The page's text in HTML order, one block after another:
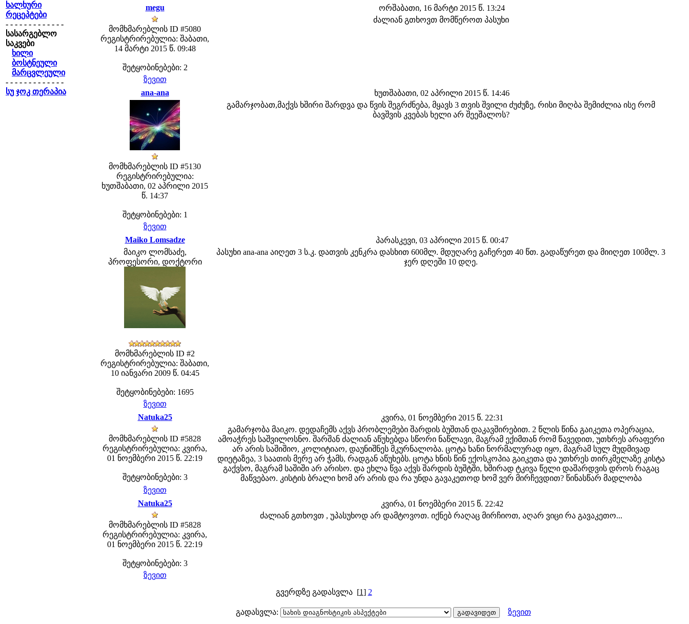
ხალხური
რეცეპტები
- - - - - - - - - - - - -
სასარგებლო
საკვები
ხილი
ბოსტნეული
მარცვლეული
- - - - - - - - - - - - -
სუ ჯოკ თერაპია
megu
ორშაბათი, 16 მარტი 2015 წ. 13:24
მომხმარებლის ID #5080
რეგისტრირებულია: შაბათი,
14 მარტი 2015 წ. 09:48
შეტყობინებები: 2
ძალიან გთხოვთ მომწეროთ პასუხი
ზევით
ana-ana
ხუთშაბათი, 02 აპრილი 2015 წ. 14:46
მომხმარებლის ID #5130
რეგისტრირებულია:
ხუთშაბათი, 02 აპრილი 2015
წ. 14:37
შეტყობინებები: 1
გამარჯობათ,მაქვს ხშირი შარდვა და წვის შეგრძნება, მყავს 3 თვის შვილი ძუძუზე, რისი მიღბა შემიძლია ისე რომ
ბავშვის კვებას ხელი არ შეეშალოს?
ზევით
Maiko Lomsadze
პარასკევი, 03 აპრილი 2015 წ. 00:47
მაიკო ლომსაძე,
პროფესორი, დოქტორი
მომხმარებლის ID #2
რეგისტრირებულია: შაბათი,
10 იანვარი 2009 წ. 04:45
შეტყობინებები: 1695
პასუხი ana-ana აიღეთ 3 ს.კ. დათვის კენკრა დასხით 600მლ. მდუღარე გაჩერეთ 40 წთ. გადაწურეთ და მიიღეთ 100მლ. 3
ჯერ დღეში 10 დღე.
ზევით
Natuka25
კვირა, 01 ნოემბერი 2015 წ. 22:31
მომხმარებლის ID #5828
რეგისტრირებულია: კვირა,
01 ნოემბერი 2015 წ. 22:19
შეტყობინებები: 3
გამარჯობა მაიკო. დედაჩემს აქვს პრობლემები შარდის ბუშთან დაკავშირებით. 2 წლის წინა გაიკეთა ოპერაცია,
ამოაჭრეს საშვილოსნო. შარშან ძალიან აწუხებდა სწორი ნაწლავი, მაგრამ ექიმთან რომ წავედით, უთხრეს არაფერი
არ არის საშიშიო, კოლიტიაო, დაუნიშნეს მკურნალობა. ცოტა ხანი ნორმალურად იყო, მაგრამ სულ მუდმივად
დიეტაზეა, 3 საათის მერე არ ჭამს, რადგან აწუხებს. ცოტა ხნის წინ ექოსკოპია გაიკეთა და უთხრეს თირკმელაზე კისტა
გაქვსო, მაგრამ საშიში არ არისო. და ეხლა წვა აქვს შარდის ბუშტში, ხშირად ტკივა წელი დაშარდვის დროს რაგაც
მაწვებაო. კისტის ბრალი ხომ არ არის და რა უნდა გავაკეთოდ ხომ ვერ მირჩევდით? წინასწარ მადლობა
ზევით
Natuka25
კვირა, 01 ნოემბერი 2015 წ. 22:42
მომხმარებლის ID #5828
რეგისტრირებულია: კვირა,
01 ნოემბერი 2015 წ. 22:19
შეტყობინებები: 3
ძალიან გთხოვთ , უპასუხოდ არ დამტოვოთ. იქნებ რაღაც მირჩიოთ, აღარ ვიცი რა გავაკეთო...
ზევით
გვერდზე გადასვლა [1] 2
გადასვლა: ზევით